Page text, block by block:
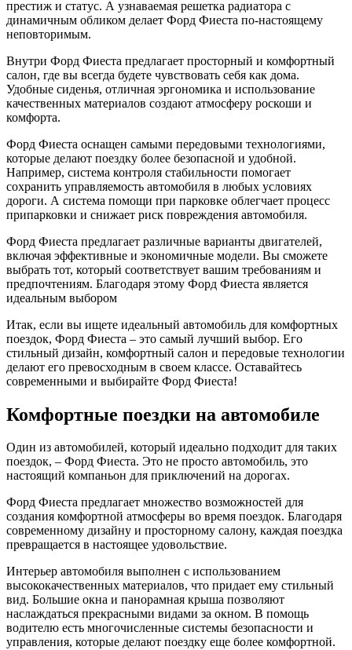
престиж и статус. А узнаваемая решетка радиатора с
динамичным обликом делает Форд Фиеста по-настоящему
неповторимым.
Внутри Форд Фиеста предлагает просторный и комфортный
салон, где вы всегда будете чувствовать себя как дома.
Удобные сиденья, отличная эргономика и использование
качественных материалов создают атмосферу роскоши и
комфорта.
Форд Фиеста оснащен самыми передовыми технологиями,
которые делают поездку более безопасной и удобной.
Например, система контроля стабильности помогает
сохранить управляемость автомобиля в любых условиях
дороги. А система помощи при парковке облегчает процесс
припарковки и снижает риск повреждения автомобиля.
Форд Фиеста предлагает различные варианты двигателей,
включая эффективные и экономичные модели. Вы сможете
выбрать тот, который соответствует вашим требованиям и
предпочтениям. Благодаря этому Форд Фиеста является
идеальным выбором
Итак, если вы ищете идеальный автомобиль для комфортных
поездок, Форд Фиеста – это самый лучший выбор. Его
стильный дизайн, комфортный салон и передовые технологии
делают его превосходным в своем классе. Оставайтесь
современными и выбирайте Форд Фиеста!
Комфортные поездки на автомобиле
Один из автомобилей, который идеально подходит для таких
поездок, – Форд Фиеста. Это не просто автомобиль, это
настоящий компаньон для приключений на дорогах.
Форд Фиеста предлагает множество возможностей для
создания комфортной атмосферы во время поездок. Благодаря
современному дизайну и просторному салону, каждая поездка
превращается в настоящее удовольствие.
Интерьер автомобиля выполнен с использованием
высококачественных материалов, что придает ему стильный
вид. Большие окна и панорамная крыша позволяют
наслаждаться прекрасными видами за окном. В помощь
водителю есть многочисленные системы безопасности и
управления, которые делают поездку еще более комфортной.